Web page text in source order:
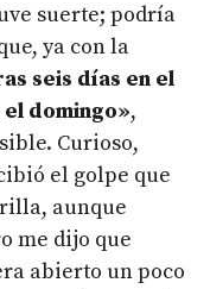
suerte; podría
ya con la
seis días en el
domingo»,
Curioso,
el golpe que
aunque
me dijo que
abierto un poco